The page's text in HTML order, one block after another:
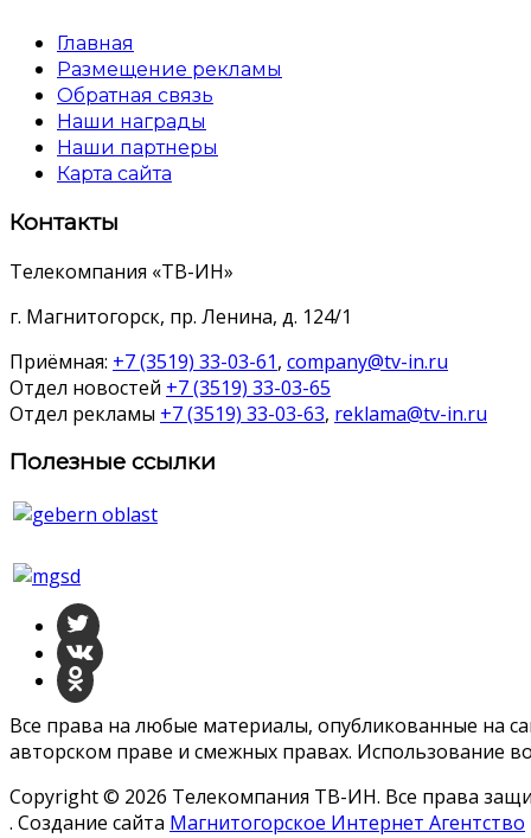
Главная
Размещение рекламы
Обратная связь
Наши награды
Наши партнеры
Карта сайта
Контакты
Телекомпания «ТВ-ИН»
г. Магнитогорск, пр. Ленина, д. 124/1
Приёмная: +7 (3519) 33-03-61, company@tv-in.ru
Отдел новостей +7 (3519) 33-03-65
Отдел рекламы +7 (3519) 33-03-63, reklama@tv-in.ru
Полезные ссылки
Все права на любые материалы, опубликованные на
авторском праве и смежных правах. Использование
Copyright © 2026 Телекомпания ТВ-ИН. Все права
. Создание сайта Магнитогорское Интернет Агентство